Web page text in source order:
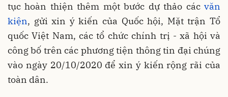
tục hoàn thiện thêm một bước dự thảo các văn
kiện, gửi xin ý kiến của Quốc hội, Mặt trận Tổ
quốc Việt Nam, các tổ chức chính trị - xã hội và
công bố trên các phương tiện thông tin đại chúng
vào ngày 20/10/2020 để xin ý kiến rộng rãi của
toàn dân.